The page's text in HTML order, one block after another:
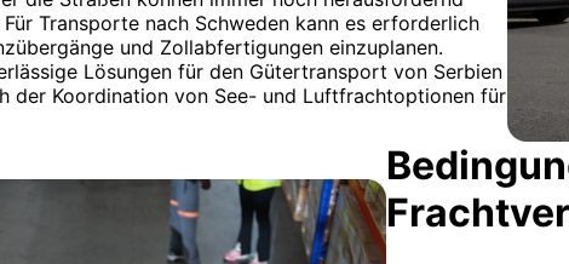
Transporte nach Schweden kann es erforderlich
und Zollabfertigungen einzuplanen.
Lösungen für den Gütertransport von Serbien
der Koordination von See- und Luftfrachtoptionen für